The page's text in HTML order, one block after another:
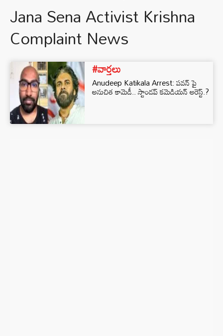
Jana Sena Activist Krishna
Complaint News
#వార్తలు
Anudeep Katikala Arrest: పవన్ పై
అనుచిత కామెడీ.. స్టాండప్ కమెడియన్ అరెస్ట్.?